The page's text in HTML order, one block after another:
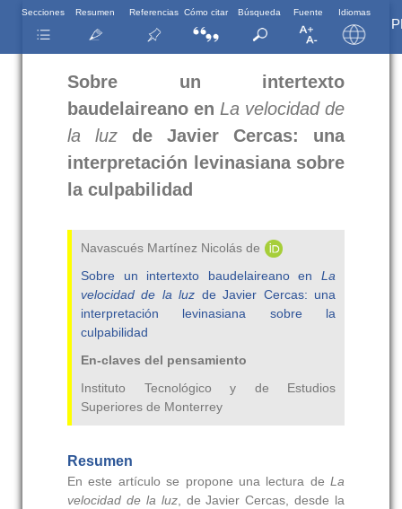
Secciones Resumen Referencias Cómo citar Búsqueda Fuente Idiomas
Sobre un intertexto
baudelaireano en La velocidad de
la luz de Javier Cercas: una
interpretación levinasiana sobre
la culpabilidad
Navascués Martínez Nicolás de
Sobre un intertexto baudelaireano enLa
velocidad de la luz de Javier Cercas: una
interpretación levinasiana sobre la
culpabilidad
En-claves del pensamiento
Instituto Tecnológico y de Estudios
Superiores de Monterrey
Resumen
En este artículo se propone una lectura deLa
velocidad de la luz, de Javier Cercas, desde la